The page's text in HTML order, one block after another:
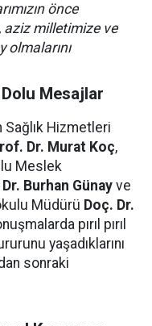
önce
aziz milletimize ve
olmalarını
Mesajlar
Hizmetleri
Dr. Murat Koç,
Meslek
Dr. Burhan Günay ve
Müdürü Doç. Dr.
pırıl pırıl
yaşadıklarını
sonraki